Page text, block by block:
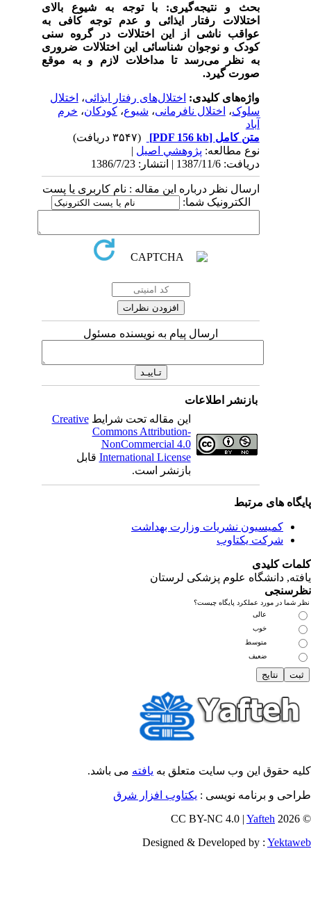
بحث و نتیجه‌گیری: با توجه به شیوع بالای
اختلالات رفتار ایذائی و عدم توجه کافی به
عواقب ناشی از این اختلالات در گروه سنی
کودک و نوجوان شناسائی این اختلالات ضروری
به نظر می‌رسد تا مداخلات لازم و به موقع
صورت گیرد.
واژه‌های کلیدی:اختلال‌های رفتار ایذائی،اختلال
سلوک،اختلال نافرمانی،شیوع،کودکان،خرم
آباد
متن کامل[PDF 156 kb]
نوع مطالعه:پژوهشي اصیل|
دریافت: 1387/11/6 | انتشار: 1386/7/23
ارسال نظر درباره این مقاله : نام کاربری یا پست
الکترونیک شما:
ارسال پیام به نویسنده مسئول
بازنشر اطلاعات
این مقاله تحت شرایطCreative
Commons Attribution-
NonCommercial 4.0
International Licenseقابل
بازنشر است.
های مرتبط
کمیسیون نشریات وزارت بهداشت
شرکت یکتاوب
کلیدی
, دانشگاه علوم پزشکی لرستان
شما در مورد عملکرد پایگاه چیست؟
عالی
خوب
متوسط
ضعیف
حقوق این وب سایت متعلق بهیافتهمی باشد.
و برنامه نویسی : یکتاوب افزار شرق
©
Yafteh
Designed & Developed by :